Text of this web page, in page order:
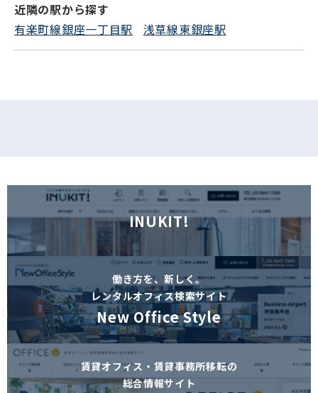
近隣の駅から探す
有楽町線銀座一丁目駅
浅草線東銀座駅
INUKIT!
働き方を、新しく。
レンタルオフィス検索サイト
New Office Style
賃貸オフィス・賃貸事務所移転の
総合情報サイト